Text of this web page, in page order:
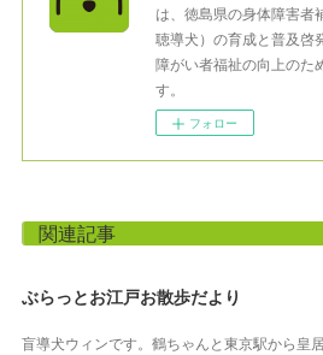
は、徳島県の身体障害者
聴導犬）の育成と普及啓
障がい者福祉の向上のた
す。
フォロー
関連記事
ぶらっとお江戸お散歩だより
盲導犬ウィンです。鶴ちゃんと東京駅から皇